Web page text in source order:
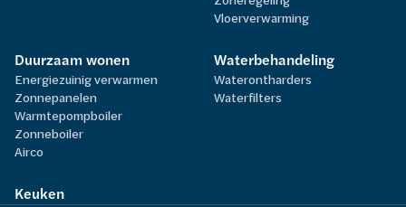
Vloerverwarming
Duurzaam wonen
Energiezuinig verwarmen
Zonnepanelen
Warmtepompboiler
Zonneboiler
Airco
Waterbehandeling
Waterontharders
Waterfilters
Keuken